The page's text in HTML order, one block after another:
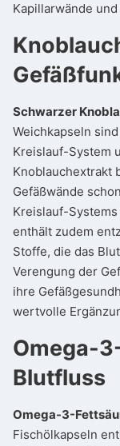
Kapillarwände
Schwarzer
Weichkapseln
Kreislauf-System
Knoblauchextrakt
Gefäßwände
Kreislauf-
enthält zudem
Stoffe, die das
Verengung der
ihre
wertvolle
Omega-
Blutfluss
Omega-3-
Fischölkapseln